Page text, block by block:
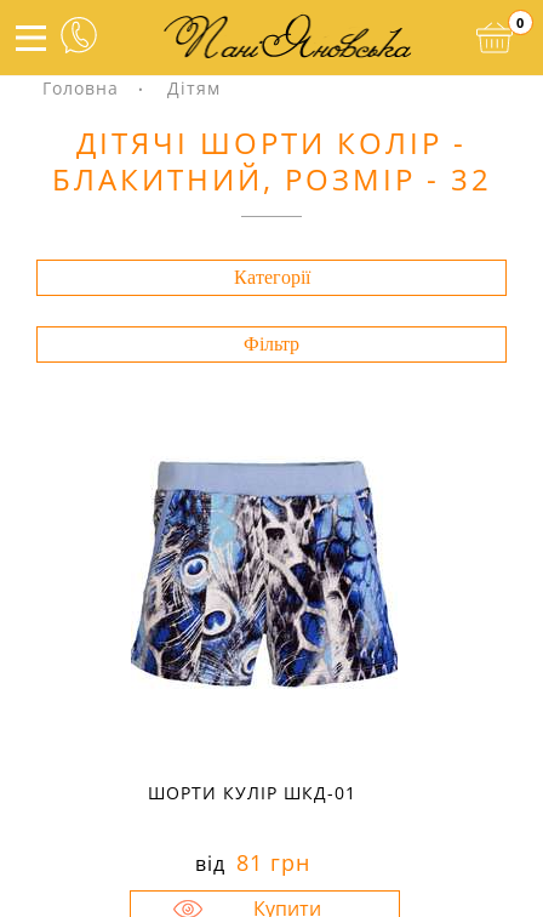
0
Головна Дітям
ДІТЯЧІ ШОРТИ КОЛІР -
БЛАКИТНИЙ, РОЗМІР - 32
Категорії
Фільтр
ШОРТИ КУЛІР ШКД-01
від 81 грн